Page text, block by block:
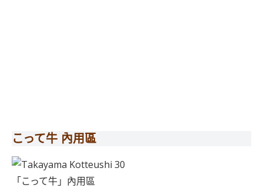
こって牛 內用區
「こって牛」內用區